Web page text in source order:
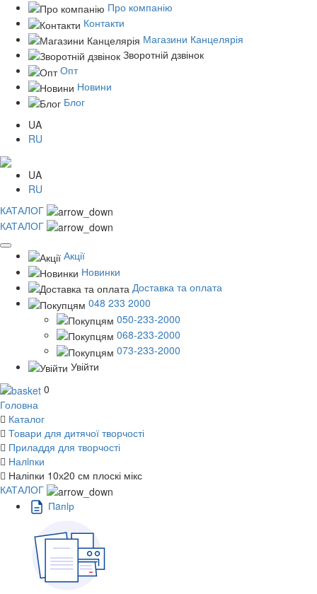
Про компанію
Контакти
Магазини Канцелярія
Зворотній дзвінок
Опт
Новини
Блог
UA
RU
UA
RU
КАТАЛОГ
КАТАЛОГ
Акції
Новинки
Доставка та оплата
048 233 2000
050-233-2000
068-233-2000
073-233-2000
Увійти
0
Головна
Каталог
Товари для дитячої творчості
Приладдя для творчості
Налiпки
Наліпки 10х20 см плоскі мікс
КАТАЛОГ
Пaпiр